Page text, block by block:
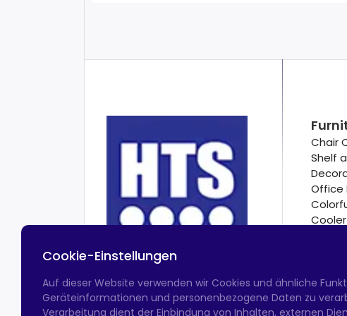
Chair
Shelf
Office
Cookie-Einstellungen
Auf dieser Website verwenden wir Cookies und ähnliche
Geräteinformationen und personenbezogene Daten zu
Verarbeitung dient der Einbindung von Inhalten, externen